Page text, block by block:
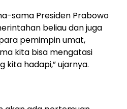
sama Presiden Prabowo
beliau dan juga
pemimpin umat,
kita bisa mengatasi
hadapi,” ujarnya.